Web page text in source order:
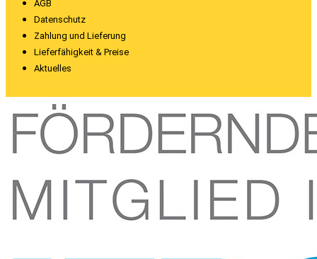
AGB
Datenschutz
Zahlung und Lieferung
Lieferfähigkeit & Preise
Aktuelles